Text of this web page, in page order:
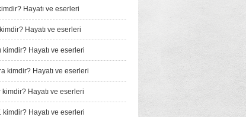
Hayatı ve eserleri
Hayatı ve eserleri
Hayatı ve eserleri
kimdir? Hayatı ve eserleri
kimdir? Hayatı ve eserleri
kimdir? Hayatı ve eserleri